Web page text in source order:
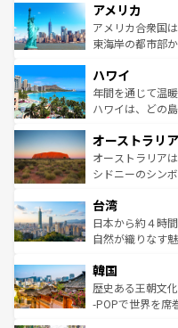
ンツ一覧を参照し
の建物がそのま
博物館もあり、
ことができる。
ば市内交通費無料で
着のスイス情報は
アメリカ
アメリカ合衆国
東海岸の都市部
のような巨大都
ンメントが詰ま
西部には大自然
部のニューオー
文化が魅力。旅
しみながら、そ
ならではの贅沢な旅のスタ
情報はコンテン
ハワイ
年間を通じて温
ハワイは、どの
ワイ島は見逃せ
島だが、静かな
おすすめ。エメ
れるおもてなし
人々、おいしい
ク、伝統的なフ
ワイを、存分に味わってほし
はコンテンツ一覧
オーストラリア
オーストラリア
シドニーのシン
リアリーフや大
ク）、タスマニ
ど、見どころが
いる。アクティ
ビング、ハイキ
い。オーストラ
台湾
日本から約４時
自然が織りなす
ン）、静ひつな
と山間の静けさ
驚きをもたらし
韓国
歴史ある王朝文
-POPで世界を席